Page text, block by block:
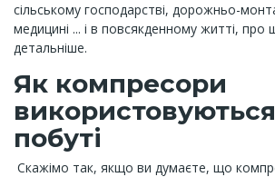
сільському господарстві, дорожньо-
медицині ... і в повсякденному житті,
детальніше.
Як компресори
побуті
Скажімо так, якщо ви думаєте, що